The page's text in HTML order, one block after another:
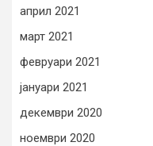
април 2021
март 2021
февруари 2021
јануари 2021
декември 2020
ноември 2020